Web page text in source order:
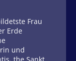
Frau
Erde
und